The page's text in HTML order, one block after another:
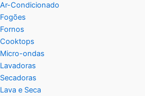
Ar-Condicionado
Fogões
Fornos
Cooktops
Micro-ondas
Lavadoras
Secadoras
Lava e Seca